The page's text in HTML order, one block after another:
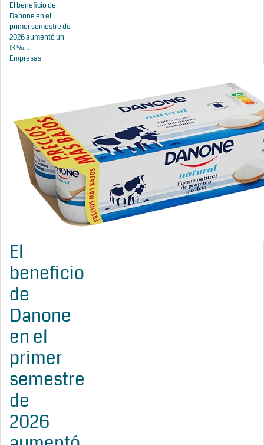
El beneficio de
Danone en el
primer semestre de
2026 aumentó un
13 %...
Empresas
El
beneficio
de
Danone
en el
primer
semestre
de
2026